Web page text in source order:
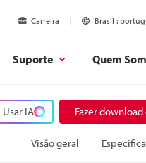
Carreira Brasil
Suporte Quem
Usar IA Fazer
Visão geral